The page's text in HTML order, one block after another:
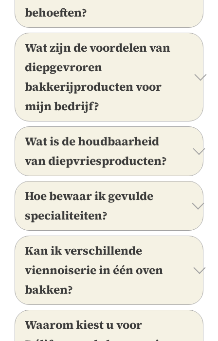
behoeften?
Wat zijn de voordelen van
diepgevroren
bakkerijproducten voor
mijn bedrijf?
Wat is de houdbaarheid
van diepvriesproducten?
Hoe bewaar ik gevulde
specialiteiten?
Kan ik verschillende
viennoiserie in één oven
bakken?
Waarom kiest u voor